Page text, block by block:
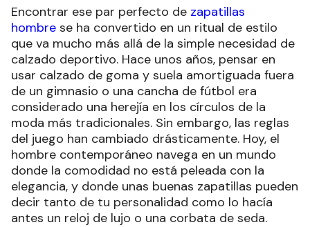
Encontrar ese par perfecto de zapatillas
hombre se ha convertido en un ritual de estilo
que va mucho más allá de la simple necesidad de
calzado deportivo. Hace unos años, pensar en
usar calzado de goma y suela amortiguada fuera
de un gimnasio o una cancha de fútbol era
considerado una herejía en los círculos de la
moda más tradicionales. Sin embargo, las reglas
del juego han cambiado drásticamente. Hoy, el
hombre contemporáneo navega en un mundo
donde la comodidad no está peleada con la
elegancia, y donde unas buenas zapatillas pueden
decir tanto de tu personalidad como lo hacía
antes un reloj de lujo o una corbata de seda.